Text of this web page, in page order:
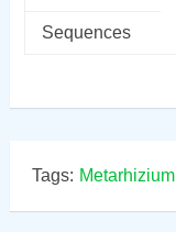
Sequences
Tags: Metarhizium